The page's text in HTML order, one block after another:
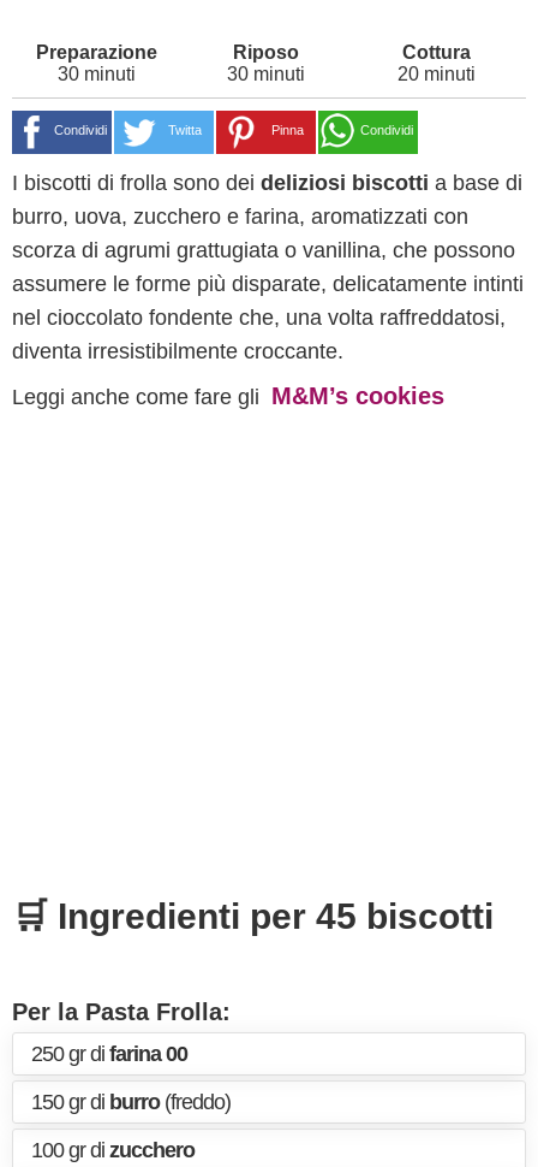
30 minuti 30 minuti 20 minuti
Condividi Twitta Pinna Condividi
I biscotti di frolla sono dei deliziosi biscotti a base di
burro, uova, zucchero e farina, aromatizzati con
scorza di agrumi grattugiata o vanillina, che possono
assumere le forme più disparate, delicatamente intinti
nel cioccolato fondente che, una volta raffreddatosi,
diventa irresistibilmente croccante.
Leggi anche come fare gli M&M’s cookies
🛒 Ingredienti per 45 biscotti
Per la Pasta Frolla:
250 gr di farina 00
150 gr di burro(freddo)
100 gr di zucchero